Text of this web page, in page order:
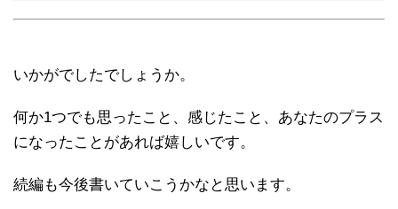
いかがでしたでしょうか。
何か1つでも思ったこと、感じたこと、あなたのプラス
になったことがあれば嬉しいです。
続編も今後書いていこうかなと思います。